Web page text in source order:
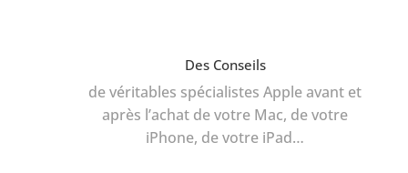
Des Conseils
de véritables spécialistes Apple avant et
après l’achat de votre Mac, de votre
iPhone, de votre iPad…